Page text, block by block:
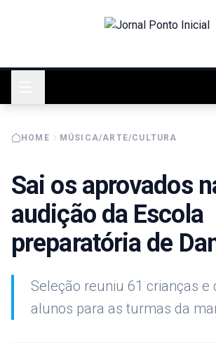
HOME MÚSICA/ARTE/CULTURA
Sai os aprovados
audição da Escola
preparatória de
Seleção reuniu 61 crianças e
alunos para as turmas da